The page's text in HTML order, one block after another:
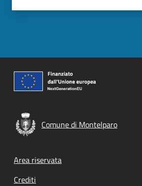
Comune di Montelparo
Footer menu
Area riservata
Crediti